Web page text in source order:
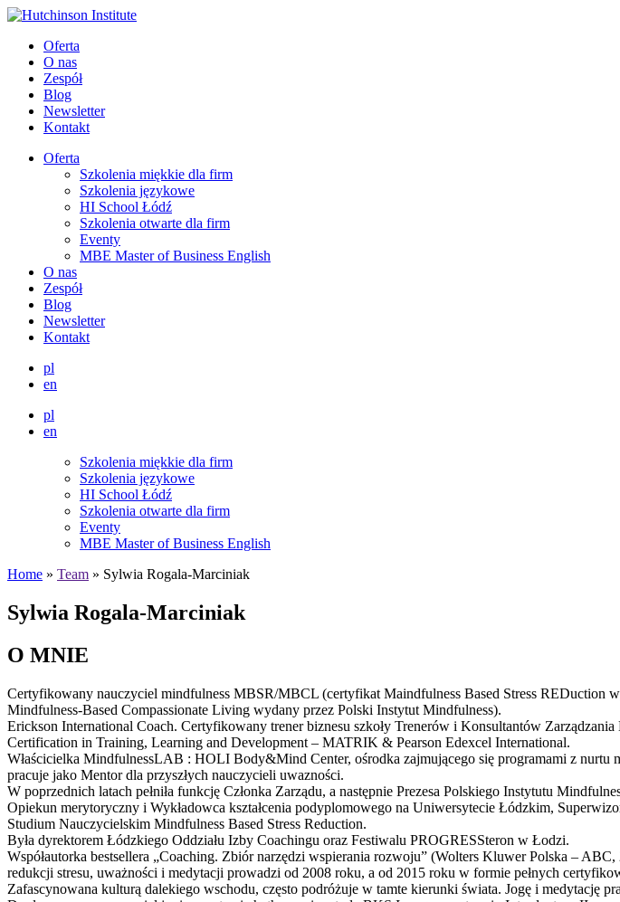
Oferta
O nas
Zespół
Blog
Newsletter
Kontakt
Oferta
Szkolenia miękkie dla firm
Szkolenia językowe
HI School Łódź
Szkolenia otwarte dla firm
Eventy
MBE Master of Business English
O nas
Zespół
Blog
Newsletter
Kontakt
pl
en
pl
en
Szkolenia miękkie dla firm
Szkolenia językowe
HI School Łódź
Szkolenia otwarte dla firm
Eventy
MBE Master of Business English
Home » Team » Sylwia Rogala-Marciniak
Sylwia Rogala-Marciniak
O MNIE
Certyfikowany nauczyciel mindfulness MBSR/MBCL (certyfikat Maindfulness Based Stress REDuction
Mindfulness-Based Compassionate Living wydany przez Polski Instytut Mindfulness).
Erickson International Coach. Certyfikowany trener biznesu szkoły Trenerów i Konsultantów
Certification in Training, Learning and Development – MATRIK & Pearson Edexcel International.
Właścicielka MindfulnessLAB : HOLI Body&Mind Center, ośrodka zajmującego się programami z
pracuje jako Mentor dla przyszłych nauczycieli uwazności.
W poprzednich latach pełniła funkcję Członka Zarządu, a następnie Prezesa Polskiego Instytutu
Opiekun merytoryczny i Wykładowca kształcenia podyplomowego na Uniwersytecie Łódzkim,
Studium Nauczycielskim Mindfulness Based Stress Reduction.
Była dyrektorem Łódzkiego Oddziału Izby Coachingu oraz Festiwalu PROGRESSteron w Łodzi.
Współautorka bestsellera „Coaching. Zbiór narzędzi wspierania rozwoju” (Wolters Kluwer Polska –
redukcji stresu, uważności i medytacji prowadzi od 2008 roku, a od 2015 roku w formie pełnych
Zafascynowana kulturą dalekiego wschodu, często podróżuje w tamte kierunki świata. Jogę i medytację